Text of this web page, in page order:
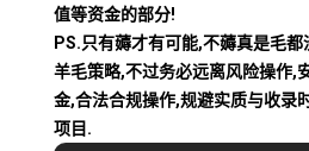
值等资金的部分!
PS.只有薅才有可能,不薅真是毛
羊毛策略,不过务必远离风险操作,
金,合法合规操作,规避实质与收录
项目.